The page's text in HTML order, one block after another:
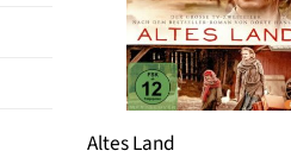
Altes Land